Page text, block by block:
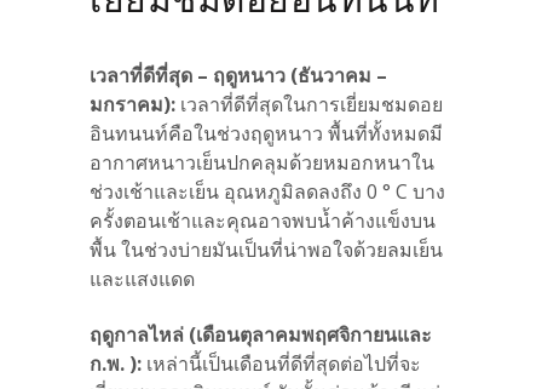
เวลาที่ดีที่สุด – ฤดูหนาว (ธันวาคม –
มกราคม): เวลาที่ดีที่สุดในการเยี่ยมชมดอย
อินทนนท์คือในช่วงฤดูหนาว พื้นที่ทั้งหมดมี
อากาศหนาวเย็นปกคลุมด้วยหมอกหนาใน
ช่วงเช้าและเย็น อุณหภูมิลดลงถึง 0 ° C บาง
ครั้งตอนเช้าและคุณอาจพบน้ำค้างแข็งบน
พื้น ในช่วงบ่ายมันเป็นที่น่าพอใจด้วยลมเย็น
และแสงแดด
ฤดูกาลไหล่ (เดือนตุลาคมพฤศจิกายนและ
ก.พ. ): เหล่านี้เป็นเดือนที่ดีที่สุดต่อไปที่จะ